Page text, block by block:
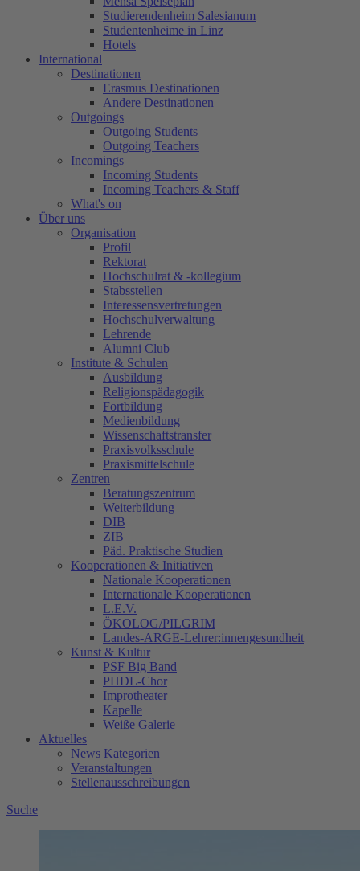
Studierendenheim Salesianum
Studentenheime in Linz
Hotels
International
Destinationen
Erasmus Destinationen
Andere Destinationen
Outgoings
Outgoing Students
Outgoing Teachers
Incomings
Incoming Students
Incoming Teachers & Staff
What's on
Über uns
Organisation
Profil
Rektorat
Hochschulrat & -kollegium
Stabsstellen
Interessensvertretungen
Hochschulverwaltung
Lehrende
Alumni Club
Institute & Schulen
Ausbildung
Religionspädagogik
Fortbildung
Medienbildung
Wissenschaftstransfer
Praxisvolksschule
Praxismittelschule
Zentren
Beratungszentrum
Weiterbildung
DIB
ZIB
Päd. Praktische Studien
Kooperationen & Initiativen
Nationale Kooperationen
Internationale Kooperationen
L.E.V.
ÖKOLOG/PILGRIM
Landes-ARGE-Lehrer:innengesundheit
Kunst & Kultur
PSF Big Band
PHDL-Chor
Improtheater
Kapelle
Weiße Galerie
Aktuelles
News Kategorien
Veranstaltungen
Stellenausschreibungen
Suche